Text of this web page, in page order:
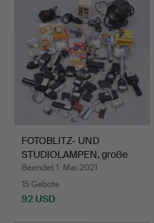
FOTOBLITZ- UND
STUDIOLAMPEN, große
Ein Men…
Beendet 1. Mai 2021
15 Gebote
92 USD